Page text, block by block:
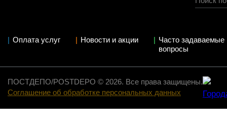
Оплата услуг Новости и акции
Часто задаваемые
вопросы
ПОСТДЕПО/POSTDEPO © 2026. Все права защищены.
Соглашение об обработке персональных данных